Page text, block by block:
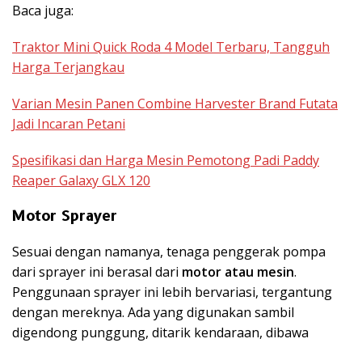
Baca juga:
Traktor Mini Quick Roda 4 Model Terbaru, Tangguh
Harga Terjangkau
Varian Mesin Panen Combine Harvester Brand Futata
Jadi Incaran Petani
Spesifikasi dan Harga Mesin Pemotong Padi Paddy
Reaper Galaxy GLX 120
Motor Sprayer
Sesuai dengan namanya, tenaga penggerak pompa
dari sprayer ini berasal dari motor atau mesin.
Penggunaan sprayer ini lebih bervariasi, tergantung
dengan mereknya. Ada yang digunakan sambil
digendong punggung, ditarik kendaraan, dibawa